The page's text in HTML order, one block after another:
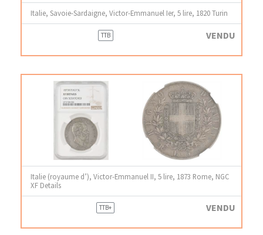
Italie, Savoie-Sardaigne, Victor-Emmanuel Ier, 5 lire, 1820 Turin
TTB VENDU
Italie (royaume d’), Victor-Emmanuel II, 5 lire, 1873 Rome, NGC
XF Details
TTB+ VENDU